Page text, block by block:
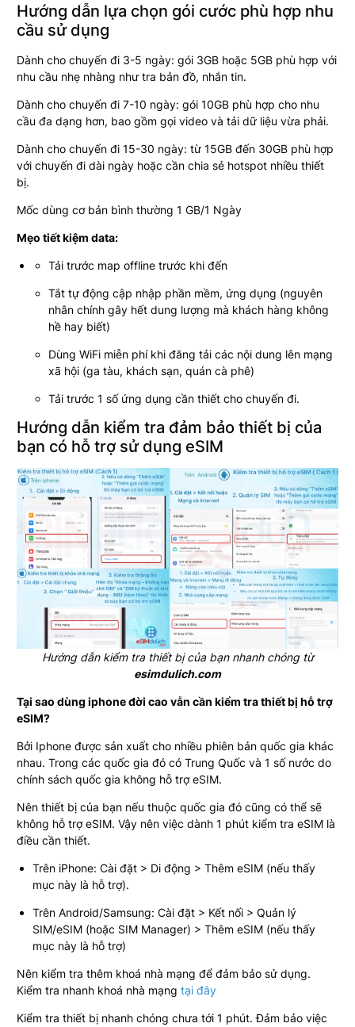
Hướng dẫn lựa chọn gói cước phù hợp nhu
cầu sử dụng
Dành cho chuyến đi 3-5 ngày: gói 3GB hoặc 5GB phù hợp với
nhu cầu nhẹ nhàng như tra bản đồ, nhắn tin.
Dành cho chuyến đi 7-10 ngày: gói 10GB phù hợp cho nhu
cầu đa dạng hơn, bao gồm gọi video và tải dữ liệu vừa phải.
Dành cho chuyến đi 15-30 ngày: từ 15GB đến 30GB phù hợp
với chuyến đi dài ngày hoặc cần chia sẻ hotspot nhiều thiết
bị.
Mốc dùng cơ bản bình thường 1 GB/1 Ngày
Mẹo tiết kiệm data:
Tải trước map offline trước khi đến
Tắt tự động cập nhập phần mềm, ứng dụng (nguyên
nhân chính gây hết dung lượng mà khách hàng không
hề hay biết)
Dùng WiFi miễn phí khi đăng tải các nội dung lên mạng
xã hội (ga tàu, khách sạn, quán cà phê)
Tải trước 1 số ứng dụng cần thiết cho chuyến đi.
Hướng dẫn kiểm tra đảm bảo thiết bị của
bạn có hỗ trợ sử dụng eSIM
Hướng dẫn kiểm tra thiết bị của bạn nhanh chóng từ
esimdulich.com
Tại sao dùng iphone đời cao vẫn cần kiểm tra thiết bị hỗ trợ
eSIM?
Bởi Iphone được sản xuất cho nhiều phiên bản quốc gia khác
nhau. Trong các quốc gia đó có Trung Quốc và 1 số nước do
chính sách quốc gia không hỗ trợ eSIM.
Nên thiết bị của bạn nếu thuộc quốc gia đó cũng có thể sẽ
không hỗ trợ eSIM. Vậy nên việc dành 1 phút kiểm tra eSIM là
điều cần thiết.
Trên iPhone: Cài đặt > Di động > Thêm eSIM (nếu thấy
mục này là hỗ trợ).
Trên Android/Samsung: Cài đặt > Kết nối > Quản lý
SIM/eSIM (hoặc SIM Manager) > Thêm eSIM (nếu thấy
mục này là hỗ trợ)
Nên kiểm tra thêm khoá nhà mạng để đảm bảo sử dụng.
Kiểm tra nhanh khoá nhà mạng tại đây
Kiểm tra thiết bị nhanh chóng chưa tới 1 phút. Đảm bảo việc